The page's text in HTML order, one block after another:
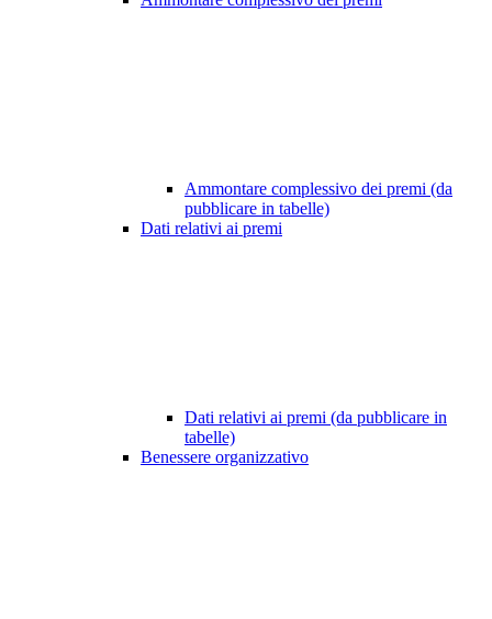
Ammontare complessivo dei premi (da
pubblicare in tabelle)
Dati relativi ai premi
Dati relativi ai premi (da pubblicare in
tabelle)
Benessere organizzativo